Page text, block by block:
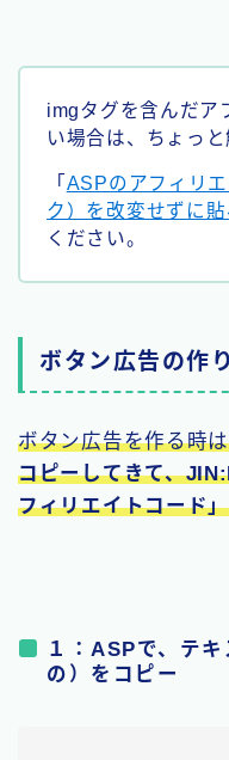
imgタグを含んだア
い場合は、ちょっと
「 ASPのアフィリ
ク）を改変せずに
ください。
ボタン広告の作
ボタン広告を作る時は
コピーしてきて、
フィリエイトコード
１：ASPで、テ
の）をコピー